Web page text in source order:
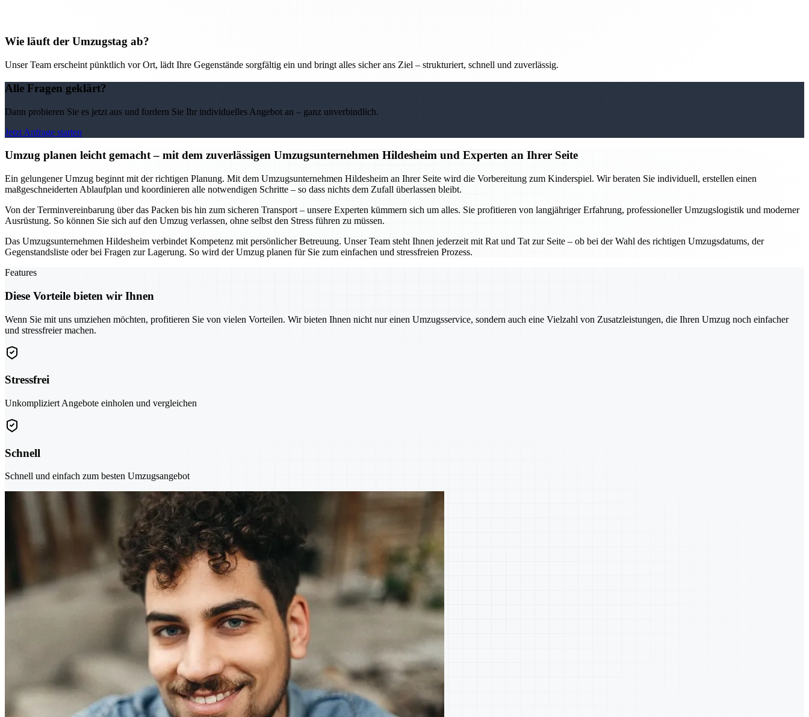
Wie läuft der Umzugstag ab?
Unser Team erscheint pünktlich vor Ort, lädt Ihre Gegenstände sorgfältig ein und bringt alles sicher ans Ziel – strukturiert, schnell und zuverlässig.
Alle Fragen geklärt?
Dann probieren Sie es jetzt aus und fordern Sie Ihr individuelles Angebot an – ganz unverbindlich.
Jetzt Anfrage starten
Umzug planen leicht gemacht – mit dem zuverlässigen Umzugsunternehmen Hildesheim und Experten an Ihrer Seite
Ein gelungener Umzug beginnt mit der richtigen Planung. Mit dem Umzugsunternehmen Hildesheim an Ihrer Seite wird die Vorbereitung zum Kinderspiel. Wir beraten Sie individuell, erstellen einen
maßgeschneiderten Ablaufplan und koordinieren alle notwendigen Schritte – so dass nichts dem Zufall überlassen bleibt.
Von der Terminvereinbarung über das Packen bis hin zum sicheren Transport – unsere Experten kümmern sich um alles. Sie profitieren von langjähriger Erfahrung, professioneller Umzugslogistik und moderner
Ausrüstung. So können Sie sich auf den Umzug verlassen, ohne selbst den Stress führen zu müssen.
Das Umzugsunternehmen Hildesheim verbindet Kompetenz mit persönlicher Betreuung. Unser Team steht Ihnen jederzeit mit Rat und Tat zur Seite – ob bei der Wahl des richtigen Umzugsdatums, der
Gegenstandsliste oder bei Fragen zur Lagerung. So wird der Umzug planen für Sie zum einfachen und stressfreien Prozess.
Features
Diese Vorteile bieten wir Ihnen
Wenn Sie mit uns umziehen möchten, profitieren Sie von vielen Vorteilen. Wir bieten Ihnen nicht nur einen Umzugsservice, sondern auch eine Vielzahl von Zusatzleistungen, die Ihren Umzug noch einfacher
und stressfreier machen.
Stressfrei
Unkompliziert Angebote einholen und vergleichen
Schnell
Schnell und einfach zum besten Umzugsangebot